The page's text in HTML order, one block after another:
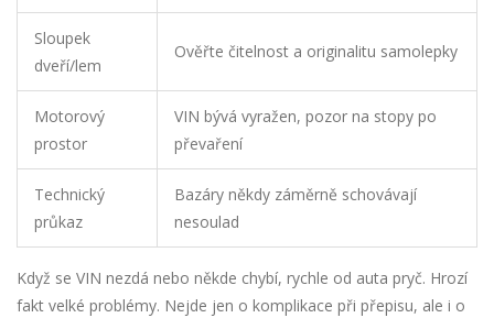
Sloupek
dveří/lem
Ověřte čitelnost a originalitu samolepky
Motorový
prostor
VIN bývá vyražen, pozor na stopy po
převaření
Technický
průkaz
Bazáry někdy záměrně schovávají
nesoulad
Když se VIN nezdá nebo někde chybí, rychle od auta pryč. Hrozí
fakt velké problémy. Nejde jen o komplikace při přepisu, ale i o